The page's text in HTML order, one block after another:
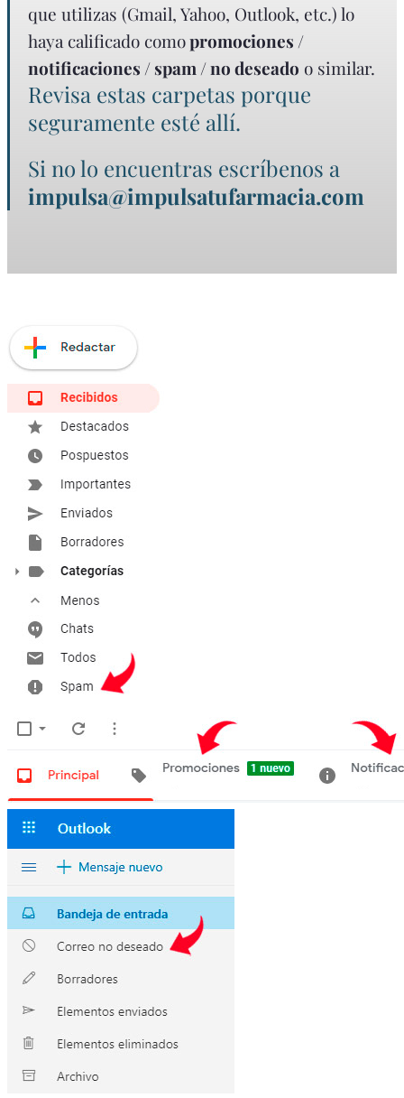
que utilizas (Gmail, Yahoo, Outlook, etc.) lo
haya calificado comopromociones /
notificaciones / spam / no deseado o similar.
Revisa estas carpetas porque
seguramente esté allí.
Si no lo encuentras escríbenos a
impulsa@impulsatufarmacia.com